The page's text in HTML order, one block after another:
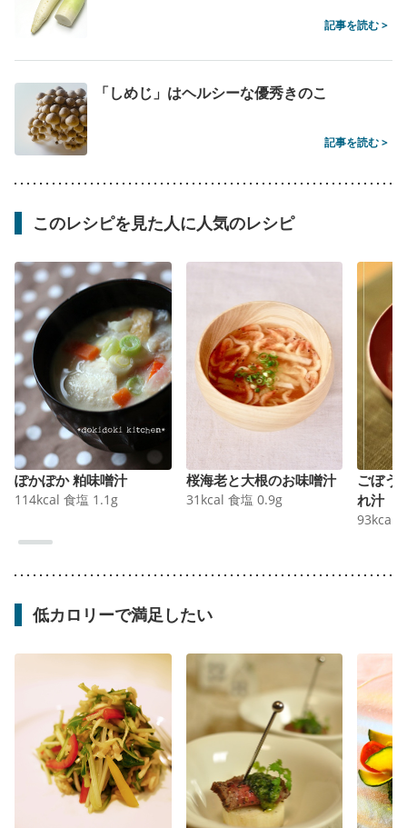
記事を読む >
「しめじ」はヘルシーな優秀きのこ
記事を読む >
このレシピを見た人に人気のレシピ
ぽかぽか 粕味噌汁
114kcal 食塩 1.1 g
桜海老と大根のお味噌汁
31 kcal 食塩 0.9g
ごぼう
れ汁
93kcal
低カロリーで満足したい